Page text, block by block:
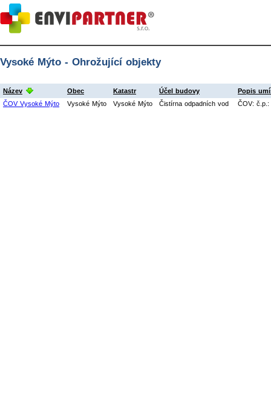
Vysoké Mýto - Ohrožující objekty
Název Obec Katastr Účel budovy
Popis
ČOV Vysoké Mýto
Vysoké Mýto Vysoké Mýto Čistírna odpadních vod ČOV: